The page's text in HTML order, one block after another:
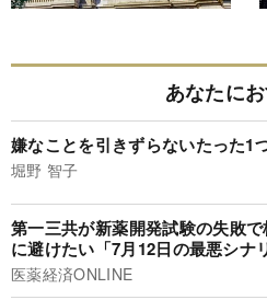
あなたに
嫌なことを引きずらないたった1
堀野 智子
第一三共が新薬開発試験の失敗
に避けたい「7月12日の最悪シナ
医薬経済ONLINE